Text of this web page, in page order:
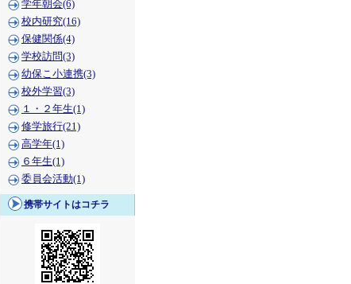
学年朝会(6)
校内研究(16)
保健関係(4)
学校訪問(3)
幼保こ小連携(3)
校外学習(3)
１・２年生(1)
修学旅行(21)
高学年(1)
６年生(1)
委員会活動(1)
携帯サイトはコチラ